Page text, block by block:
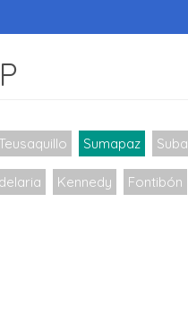
Teusaquillo Sumapaz Suba
Kennedy Fontibón